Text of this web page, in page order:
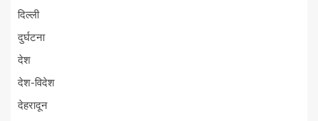
दिल्ली
दुर्घटना
देश
देश-विदेश
देहरादून